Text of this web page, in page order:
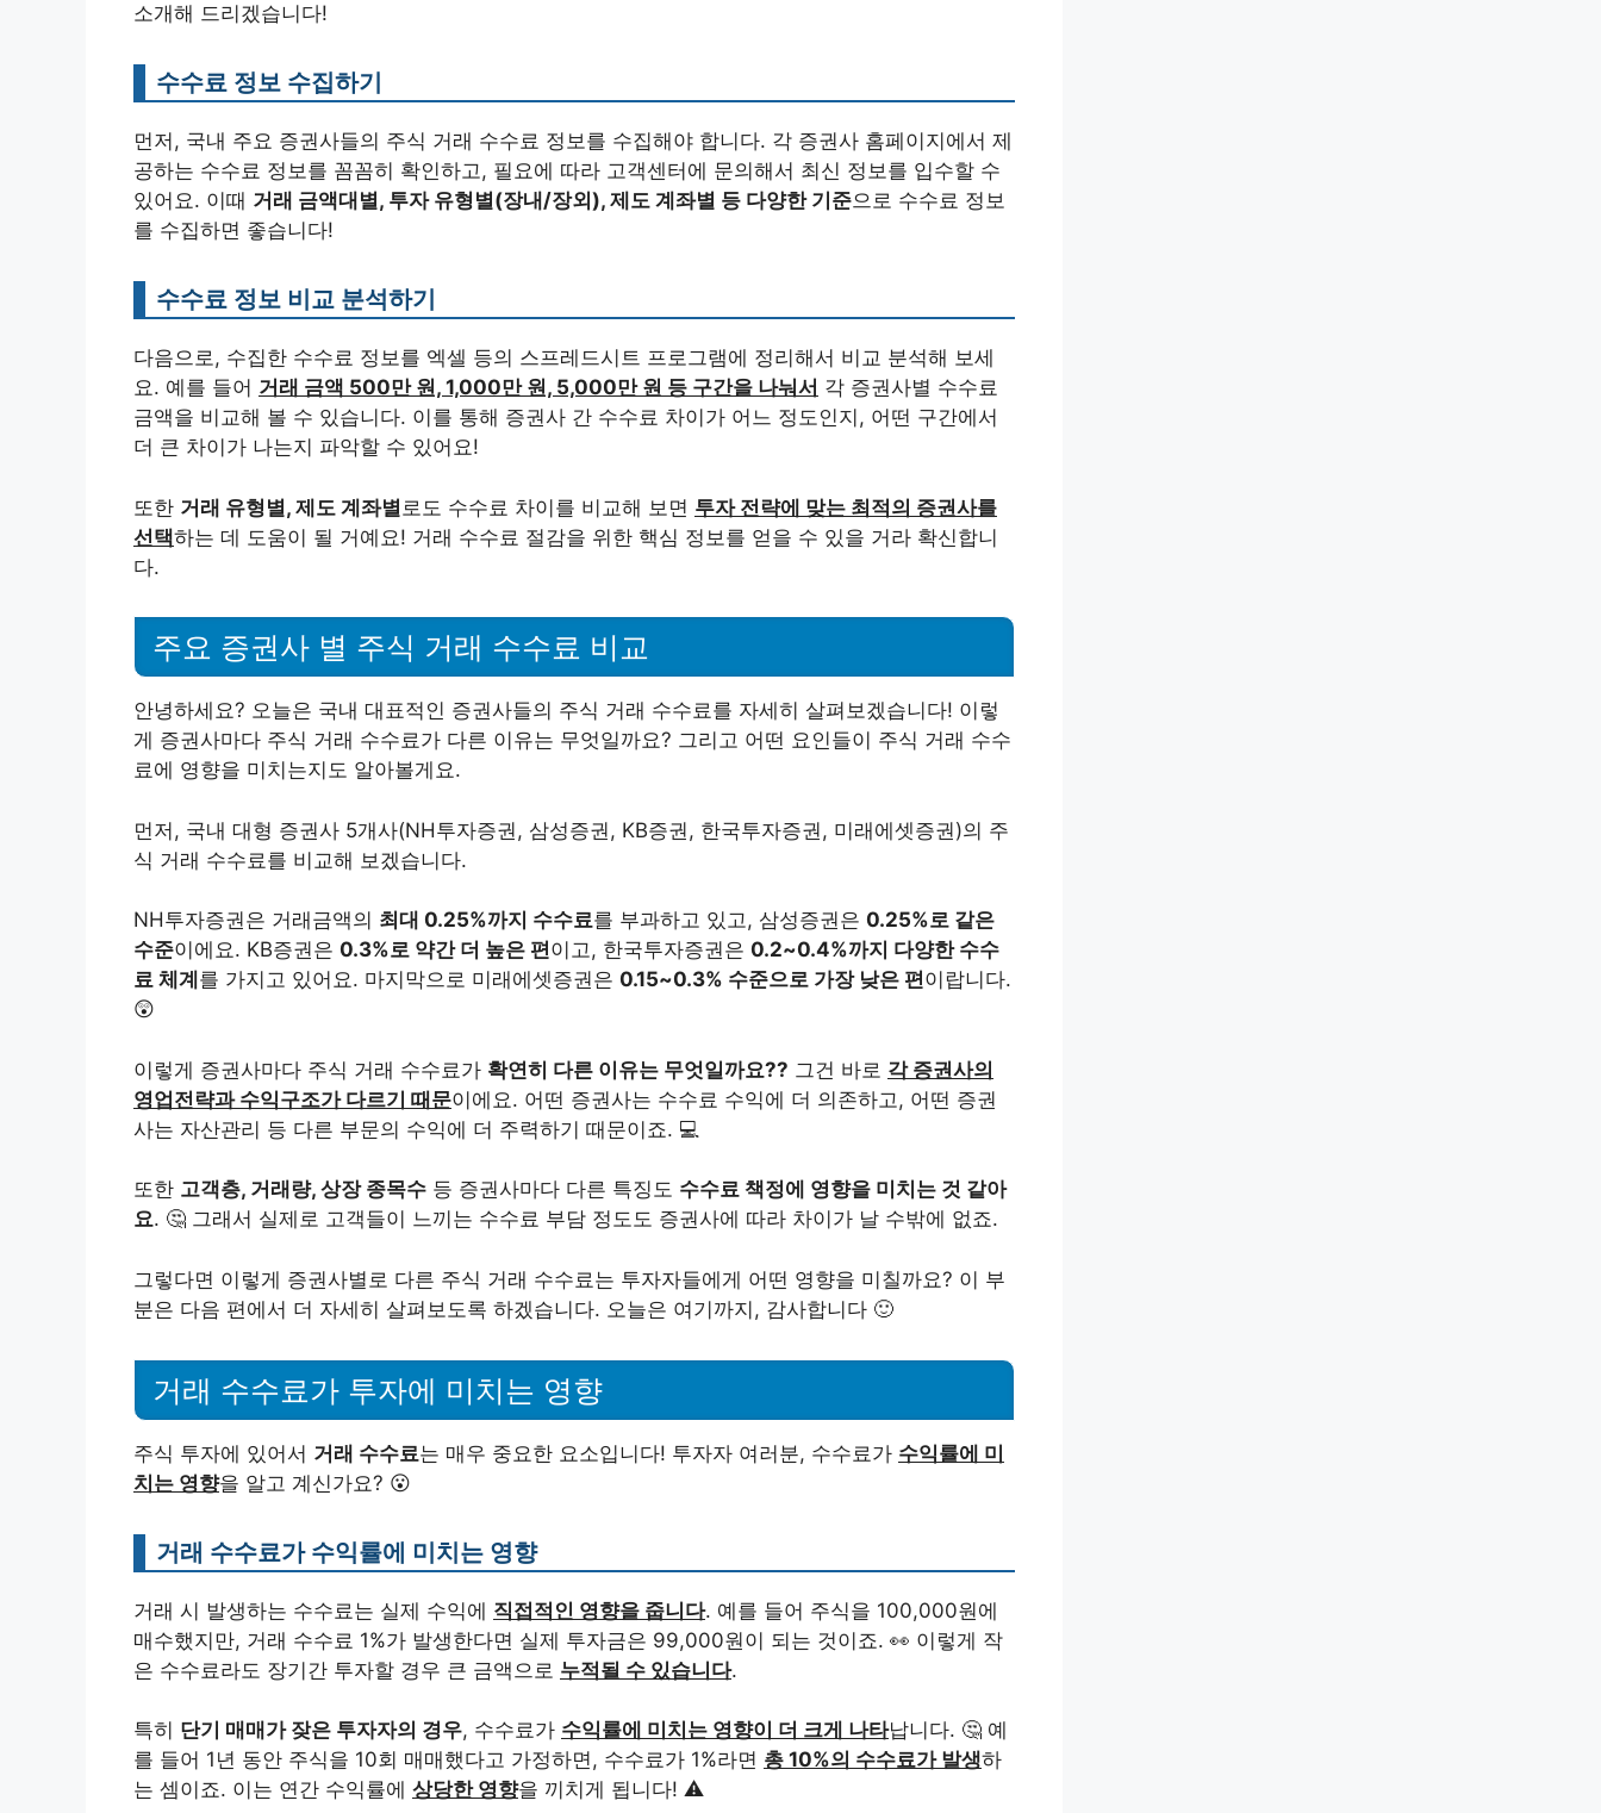
소개해 드리겠습니다!
수수료 정보 수집하기
먼저, 국내 주요 증권사들의 주식 거래 수수료 정보를 수집해야 합니다. 각 증권사 홈페이지에서 제
공하는 수수료 정보를 꼼꼼히 확인하고, 필요에 따라 고객센터에 문의해서 최신 정보를 입수할 수
있어요. 이때 거래 금액대별, 투자 유형별(장내/장외), 제도 계좌별 등 다양한 기준으로 수수료 정보
를 수집하면 좋습니다!
수수료 정보 비교 분석하기
다음으로, 수집한 수수료 정보를 엑셀 등의 스프레드시트 프로그램에 정리해서 비교 분석해 보세
요. 예를 들어 거래 금액 500만 원, 1,000만 원, 5,000만 원 등 구간을 나눠서 각 증권사별 수수료
금액을 비교해 볼 수 있습니다. 이를 통해 증권사 간 수수료 차이가 어느 정도인지, 어떤 구간에서
더 큰 차이가 나는지 파악할 수 있어요!
또한 거래 유형별, 제도 계좌별 로도 수수료 차이를 비교해 보면 투자 전략에 맞는 최적의 증권사를
선택하는 데 도움이 될 거예요! 거래 수수료 절감을 위한 핵심 정보를 얻을 수 있을 거라 확신합니
다.
주요 증권사 별 주식 거래 수수료 비교
안녕하세요? 오늘은 국내 대표적인 증권사들의 주식 거래 수수료를 자세히 살펴보겠습니다! 이렇
게 증권사마다 주식 거래 수수료가 다른 이유는 무엇일까요? 그리고 어떤 요인들이 주식 거래 수수
료에 영향을 미치는지도 알아볼게요.
먼저, 국내 대형 증권사 5개사(NH투자증권, 삼성증권, KB증권, 한국투자증권, 미래에셋증권)의 주
식 거래 수수료를 비교해 보겠습니다.
NH투자증권은 거래금액의 최대 0.25%까지 수수료를 부과하고 있고, 삼성증권은 0.25%로 같은
수준이에요. KB증권은 0.3%로 약간 더 높은 편이고, 한국투자증권은 0.2~0.4%까지 다양한 수수
료 체계 를 가지고 있어요. 마지막으로 미래에셋증권은 0.15~0.3% 수준으로 가장 낮은 편이랍니다.
😲
이렇게 증권사마다 주식 거래 수수료가 확연히 다른 이유는 무엇일까요?? 그건 바로 각 증권사의
영업전략과 수익구조가 다르기 때문이에요. 어떤 증권사는 수수료 수익에 더 의존하고, 어떤 증권
사는 자산관리 등 다른 부문의 수익에 더 주력하기 때문이죠. 💻
또한 고객층, 거래량, 상장 종목수 등 증권사마다 다른 특징도 수수료 책정에 영향을 미치는 것 같아
요. 🤔 그래서 실제로 고객들이 느끼는 수수료 부담 정도도 증권사에 따라 차이가 날 수밖에 없죠.
그렇다면 이렇게 증권사별로 다른 주식 거래 수수료는 투자자들에게 어떤 영향을 미칠까요? 이 부
분은 다음 편에서 더 자세히 살펴보도록 하겠습니다. 오늘은 여기까지, 감사합니다 🙂
거래 수수료가 투자에 미치는 영향
주식 투자에 있어서 거래 수수료는 매우 중요한 요소입니다! 투자자 여러분, 수수료가 수익률에 미
치는 영향을 알고 계신가요? 😮
거래 수수료가 수익률에 미치는 영향
거래 시 발생하는 수수료는 실제 수익에 직접적인 영향을 줍니다. 예를 들어 주식을 100,000원에
매수했지만, 거래 수수료 1%가 발생한다면 실제 투자금은 99,000원이 되는 것이죠. 👀 이렇게 작
은 수수료라도 장기간 투자할 경우 큰 금액으로 누적될 수 있습니다.
특히 단기 매매가 잦은 투자자의 경우, 수수료가 수익률에 미치는 영향이 더 크게 나타납니다. 🤔 예
를 들어 1년 동안 주식을 10회 매매했다고 가정하면, 수수료가 1%라면 총 10%의 수수료가 발생하
는 셈이죠. 이는 연간 수익률에 상당한 영향을 끼치게 됩니다! ⚠️